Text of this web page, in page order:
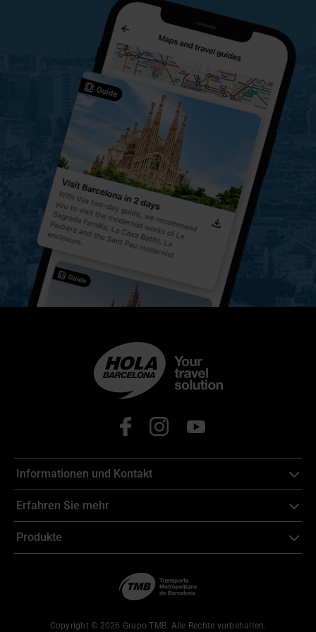
Informationen und Kontakt
Erfahren Sie mehr
Produkte
Copyright © 2026 Grupo TMB. Alle Rechte vorbehalten.